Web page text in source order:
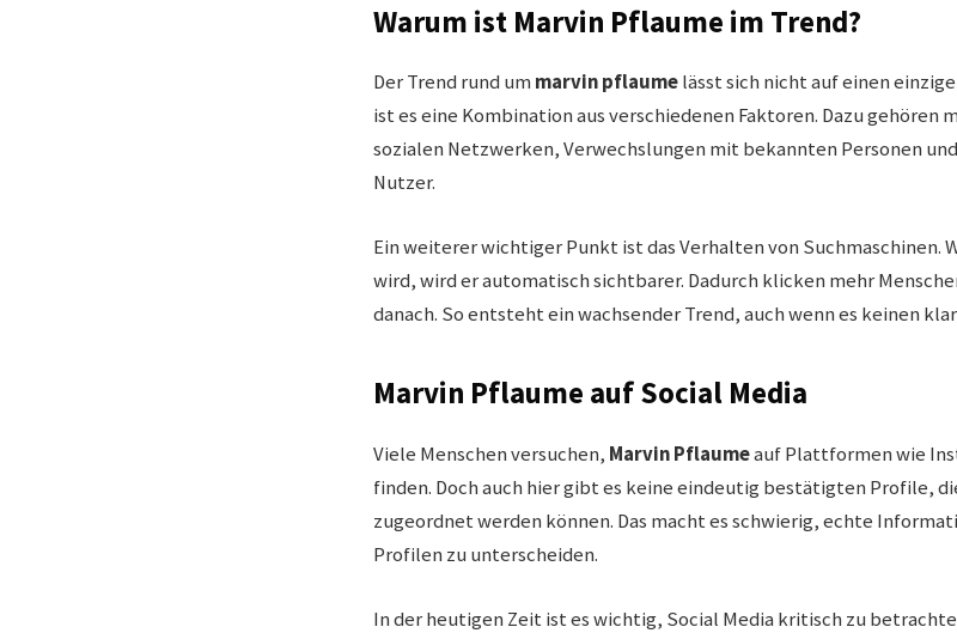
Warum ist Marvin Pflaume im Trend?
Der Trend rund um marvin pflaumelässt sich nicht auf einen
ist es eine Kombination aus verschiedenen Faktoren. Dazu gehören
sozialen Netzwerken, Verwechslungen mit bekannten Personen
Nutzer.
Ein weiterer wichtiger Punkt ist das Verhalten von Suchmaschinen.
wird, wird er automatisch sichtbarer. Dadurch klicken mehr
danach. So entsteht ein wachsender Trend, auch wenn es keinen
Marvin Pflaume auf Social Media
Viele Menschen versuchen, Marvin Pflaumeauf Plattformen wie
finden. Doch auch hier gibt es keine eindeutig bestätigten Profile,
zugeordnet werden können. Das macht es schwierig, echte
Profilen zu unterscheiden.
In der heutigen Zeit ist es wichtig, Social Media kritisch zu